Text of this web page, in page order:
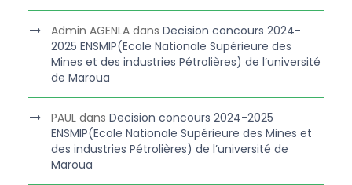
Admin AGENLA dans Decision concours 2024-
2025 ENSMIP(Ecole Nationale Supérieure des
Mines et des industries Pétrolières) de l’université
de Maroua
PAUL dans Decision concours 2024-2025
ENSMIP(Ecole Nationale Supérieure des Mines et
des industries Pétrolières) de l’université de
Maroua